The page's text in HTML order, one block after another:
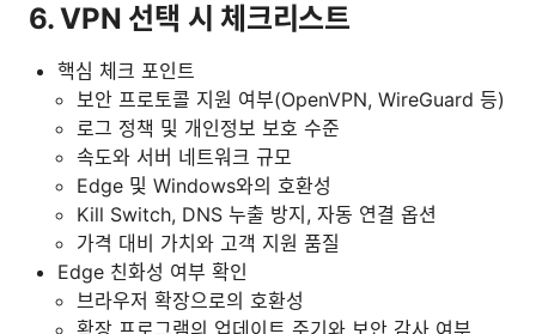
6. VPN 선택 시 체크리스트
핵심 체크 포인트
보안 프로토콜 지원 여부(OpenVPN, WireGuard 등)
로그 정책 및 개인정보 보호 수준
속도와 서버 네트워크 규모
Edge 및 Windows와의 호환성
Kill Switch, DNS 누출 방지, 자동 연결 옵션
가격 대비 가치와 고객 지원 품질
Edge 친화성 여부 확인
브라우저 확장으로의 호환성